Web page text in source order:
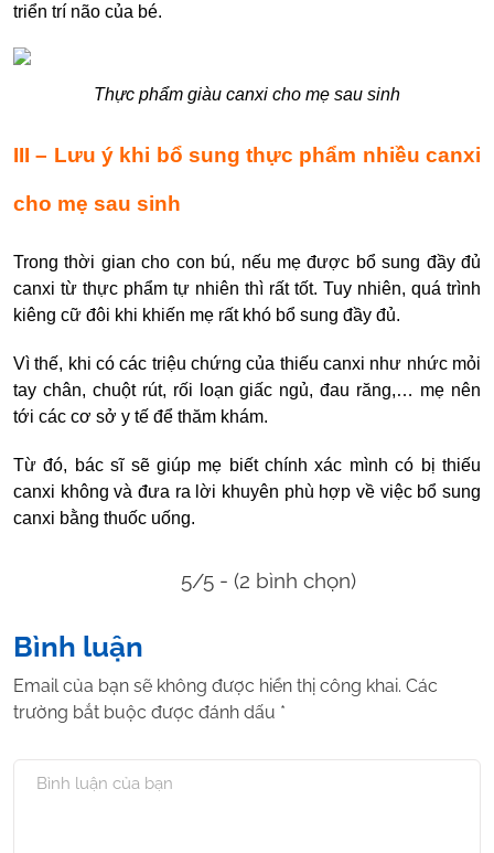
triển trí não của bé.
Thực phẩm giàu canxi cho mẹ sau sinh
III – Lưu ý khi bổ sung thực phẩm nhiều canxi
cho mẹ sau sinh
Trong thời gian cho con bú, nếu mẹ được bổ sung đầy đủ
canxi từ thực phẩm tự nhiên thì rất tốt. Tuy nhiên, quá trình
kiêng cữ đôi khi khiến mẹ rất khó bổ sung đầy đủ.
Vì thế, khi có các triệu chứng của thiếu canxi như nhức mỏi
tay chân, chuột rút, rối loạn giấc ngủ, đau răng,… mẹ nên
tới các cơ sở y tế để thăm khám.
Từ đó, bác sĩ sẽ giúp mẹ biết chính xác mình có bị thiếu
canxi không và đưa ra lời khuyên phù hợp về việc bổ sung
canxi bằng thuốc uống.
5/5 - (2 bình chọn)
Bình luận
Email của bạn sẽ không được hiển thị công khai. Các
trường bắt buộc được đánh dấu *